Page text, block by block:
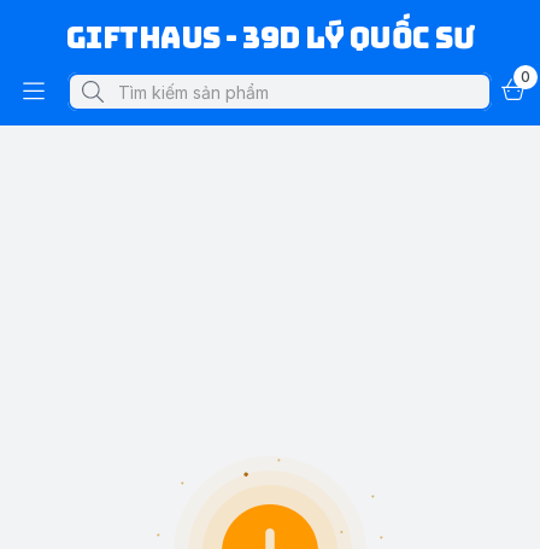
Gifthaus - 39D Lý Quốc Sư
0